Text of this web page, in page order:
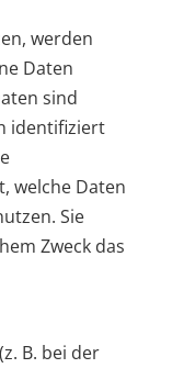
werden
Daten
sind
identifiziert
welche Daten
Sie
Zweck das
B. bei der